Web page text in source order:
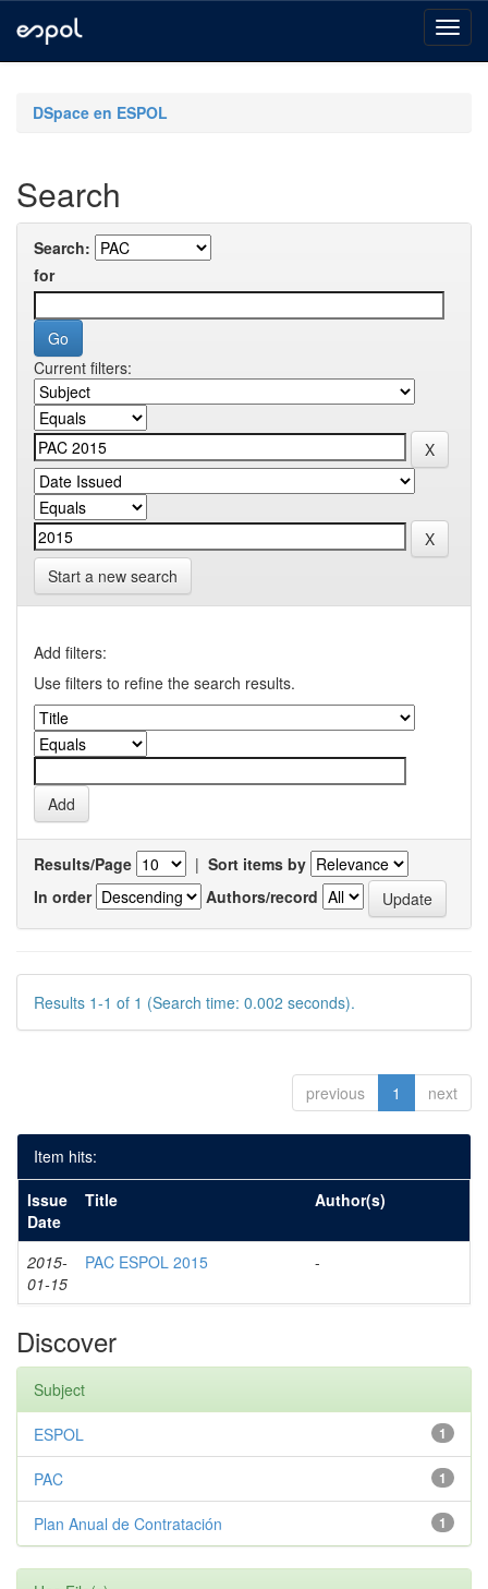
navigationDSpace en ESPOL
Search
Search:
for
Current filters:
Start a new search
Add filters:
Use filters to refine the search results.
Results/Page | Sort items by
In order
Authors/record
Results 1-1 of 1 (Search time: 0.002 seconds).
previous 1 next
Item hits:
Issue
Date
Title Author(s)
2015-
01-15
PAC ESPOL 2015 -
Discover
Subject
1
ESPOL
1
PAC
1
Plan Anual de Contratación